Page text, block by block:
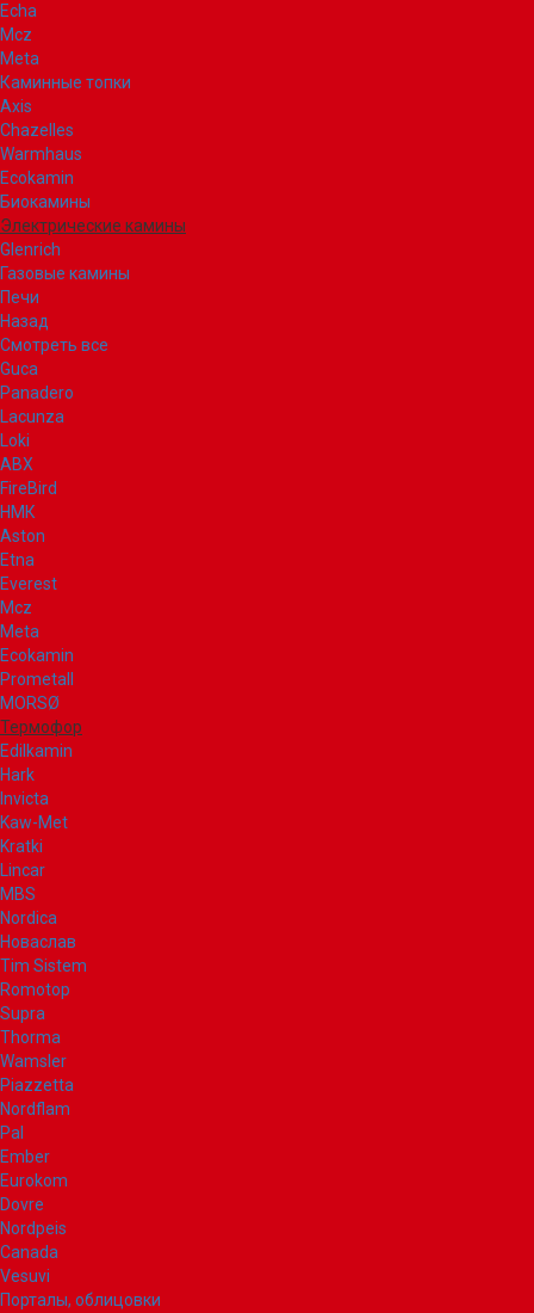
Echa
Mcz
Meta
Каминные топки
Axis
Chazelles
Warmhaus
Ecokamin
Биокамины
Электрические камины
Glenrich
Газовые камины
Печи
Назад
Смотреть все
Guca
Panadero
Lacunza
Loki
ABX
FireBird
НМК
Aston
Etna
Everest
Mcz
Meta
Ecokamin
Prometall
MORSØ
Термофор
Edilkamin
Hark
Invicta
Kaw-Met
Kratki
Lincar
MBS
Nordica
Новаслав
Tim Sistem
Romotop
Supra
Thorma
Wamsler
Piazzetta
Nordflam
Pal
Ember
Eurokom
Dovre
Nordpeis
Canada
Vesuvi
Порталы, облицовки